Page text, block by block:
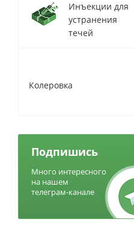
Инъекции для
устранения
течей
Колеровка
Подпишись
Много интересного
на нашем
телеграм-канале